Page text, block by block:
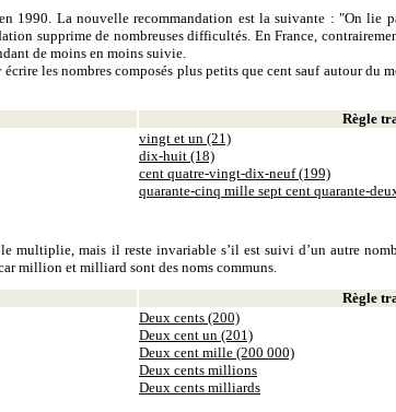
1990. La nouvelle recommandation est la suivante : "On lie
supprime de nombreuses difficultés. En France,
de moins en moins suivie.
les nombres composés plus petits que cent sauf autour du
Règle
vingt et un (21)
dix-huit (18)
cent quatre-vingt-dix-neuf (199)
quarante-cinq mille sept cent quarante-
multiplie, mais il reste invariable s’il est suivi d’un autre
million et milliard sont des noms communs.
Règle
Deux cents (200)
Deux cent un (201)
Deux cent mille (200 000)
Deux cents millions
Deux cents milliards